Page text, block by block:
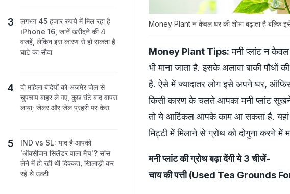
Money Plant न केवल घर की शोभा बढ़ाता है बल्कि इसे
Money Plant Tips: मनी प्लांट न
भी माना जाता है. इसके अलावा बाकी पौधों
है. ऐसे में ज्यादातर लोग इसे अपने घर,
किसी कारण के चलते आपका मनी प्लांट सूखने
तो ये आर्टिकल आपके काम आ सकता है. यहां
मिट्टी में मिलाने से ग्रोथ को दोगुना करने
मनी प्लांट की ग्रोथ बढ़ा देंगी ये 3 चीजें-
चाय की पत्ती (Used Tea Grounds
लगभग 45 हजार रुपये में मिल रहा है
iPhone 16, जानें खरीदने की 4
वजहें, लेकिन इस कारण से हो सकता है
घाटे का सौदा
दो मह‍िला बंद‍ियों को अजमेर जेल से
चुपचाप बाहर ले गए, कुछ घंटे बाद वापस
लाया; जेलर और जेल प्रहरी पर केस
IND vs SL: याद है आपको
'ऑक्सीजन सिलेंडर वाला मैच'? सांस
लेने में हो रही थी दिक्कत, खिलाड़ी कर
रहे थे उल्टी